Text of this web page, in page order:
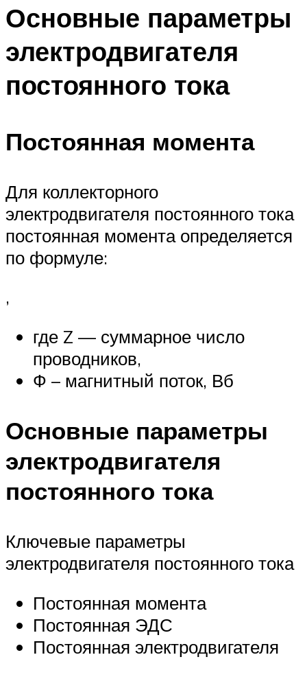
Основные параметры
электродвигателя
постоянного тока
Постоянная момента
Для коллекторного
электродвигателя постоянного тока
постоянная момента определяется
по формуле:
,
где Z — суммарное число
проводников,
Ф – магнитный поток, Вб
Основные параметры
электродвигателя
постоянного тока
Ключевые параметры
электродвигателя постоянного тока
Постоянная момента
Постоянная ЭДС
Постоянная электродвигателя